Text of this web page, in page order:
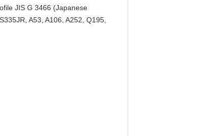
JIS G 3466 (Japanese
A53, A106, A252, Q195,